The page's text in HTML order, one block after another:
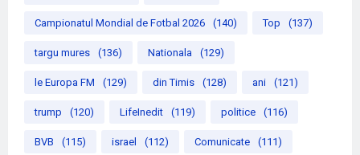
Campionatul Mondial de Fotbal 2026 (140) Top (137)
targu mures (136) Nationala (129)
le Europa FM (129) din Timis (128) ani (121)
trump (120) LifeInedit (119) politice (116)
BVB (115) israel (112) Comunicate (111)